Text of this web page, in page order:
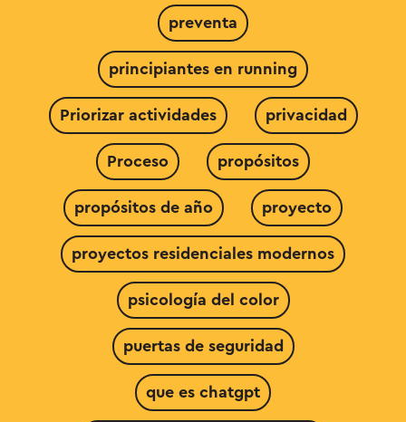
preventa
principiantes en running
Priorizar actividades privacidad
Proceso propósitos
propósitos de año proyecto
proyectos residenciales modernos
psicología del color
puertas de seguridad
que es chatgpt